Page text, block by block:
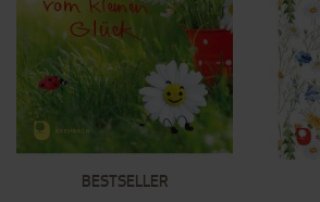
BESTSELLER